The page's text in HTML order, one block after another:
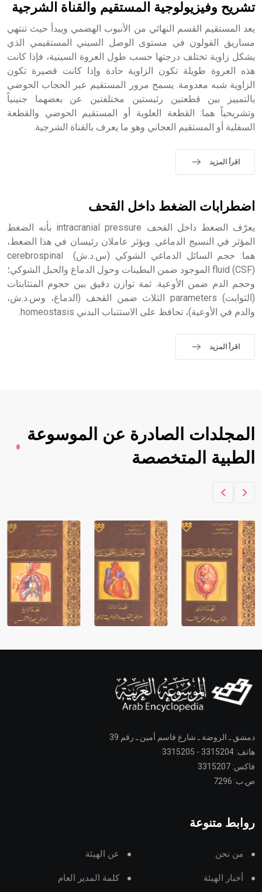
- هل تعلم أن أبجر Abgar اسم معروف جيداً يعود إلى عدد من
الملوك الذين حكموا مدينة إديسا (الرها) من أبجر الأول وحتى
التاسع، وهم ينتسبون إلى أسرة أوسروين
sign تكتب منفصلة غير متصلة، وتعتمد المبدأ الأكوروفوني،
تشريح وفيزيولوجية المستقيم والقناة الشرجية
يعد المستقيم القسم النهائي من الأنبوب الهضمي ويبدأ حيث تنتهي
مساريق القولون في مستوى الوصل السيني المستقيمي الذي
يشكل زاوية تختلف درجتها حسب طول العروة السينية، فإذا كانت
هذه العروة طويلة تكون الزاوية حادة وإذا كانت قصيرة تكون
الزاوية شبه معدومة. يسمح مرور المستقيم عبر الحجاب الحوضي
بالتمييز بين قطعتين رئيستين مختلفتين عن بعضهما جنينياً
وتشريحياً هما: القطعة العلوية أو المستقيم الحوضي والقطعة
السفلية أو المستقيم العجاني وهو ما يعرف بالقناة الشرجية.
اقرأ المزيد
اضطرابات الضغط داخل القحف
يعرّف الضغط داخل القحف intracranial pressure بأنه الضغط
المؤثر في النسيج الدماغي. ويؤثر عاملان رئيسان في هذا الضغط،
هما: حجم السائل الدماغي الشوكي (س.د.ش) cerebrospinal
fluid (CSF) الموجود ضمن البطينات وحول الدماغ والحبل الشوكي؛
وحجم الدم ضمن الأوعية. ثمة توازن دقيق بين حجوم المتثابتات
(الثوابت) parameters الثلاث ضمن القحف (الدماغ، وس.د.ش،
والدم في الأوعية)، تحافظ على الاستتباب البدني homeostasis.
اقرأ المزيد
المجلدات الصادرة عن الموسوعة
الطبية المتخصصة
دمشق ـ الروضة ـ شارع قاسم أمين ـ رقم 39
هاتف: 3315204 - 3315205
فاكس: 3315207
ص.ب: 7296
روابط متنوعة
من نحن عن الهيئة
أخبار الهيئة كلمة المدير العام